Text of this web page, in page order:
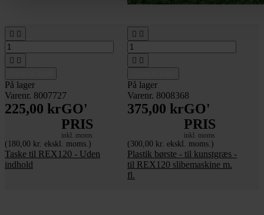
 
 
På lager
Varenr. 8007727
225,00 krGO'
PRIS
inkl. moms
(180,00 kr. ekskl. moms.)
Taske til REX120 - Uden
indhold
 
 
På lager
Varenr. 8008368
375,00 krGO'
PRIS
inkl. moms
(300,00 kr. ekskl. moms.)
Plastik børste - til kunstgræs -
til REX120 slibemaskine m.
fl.